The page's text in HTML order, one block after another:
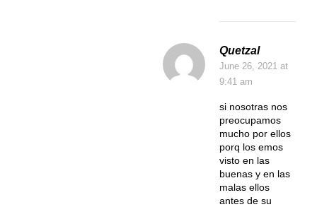
Quetzal
June 26, 2021 at
9:41 am
si nosotras nos
preocupamos
mucho por ellos
porq los emos
visto en las
buenas y en las
malas ellos
antes de su